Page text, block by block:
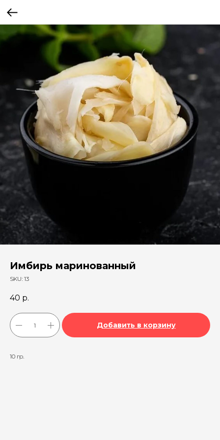
Имбирь маринованный
SKU: 13
40 р.
Добавить в корзину
10 гр.